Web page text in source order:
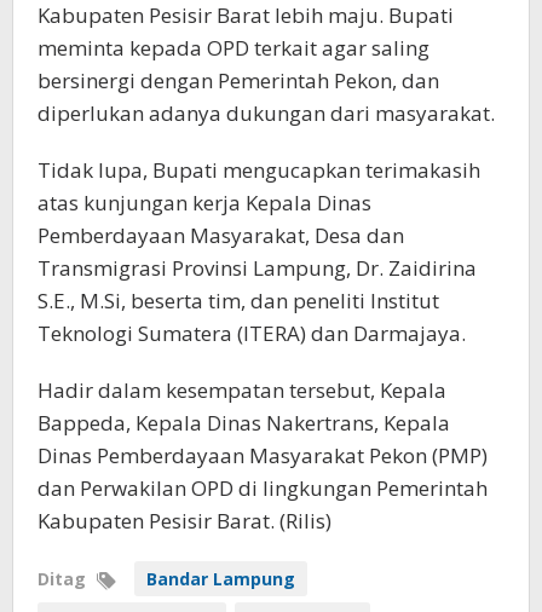
Kabupaten Pesisir Barat lebih maju. Bupati
meminta kepada OPD terkait agar saling
bersinergi dengan Pemerintah Pekon, dan
diperlukan adanya dukungan dari masyarakat.
Tidak lupa, Bupati mengucapkan terimakasih
atas kunjungan kerja Kepala Dinas
Pemberdayaan Masyarakat, Desa dan
Transmigrasi Provinsi Lampung, Dr. Zaidirina
S.E., M.Si, beserta tim, dan peneliti Institut
Teknologi Sumatera (ITERA) dan Darmajaya.
Hadir dalam kesempatan tersebut, Kepala
Bappeda, Kepala Dinas Nakertrans, Kepala
Dinas Pemberdayaan Masyarakat Pekon (PMP)
dan Perwakilan OPD di lingkungan Pemerintah
Kabupaten Pesisir Barat. (Rilis)
Ditag
Bandar Lampung